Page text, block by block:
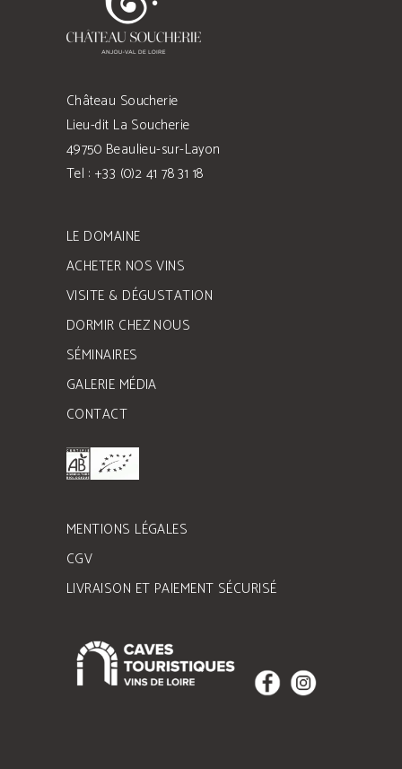
Château Soucherie
Lieu-dit La Soucherie
49750 Beaulieu-sur-Layon
Tel : +33 (0)2 41 78 31 18
LE DOMAINE
ACHETER NOS VINS
VISITE & DÉGUSTATION
DORMIR CHEZ NOUS
SÉMINAIRES
GALERIE MÉDIA
CONTACT
MENTIONS LÉGALES
CGV
LIVRAISON ET PAIEMENT SÉCURISÉ